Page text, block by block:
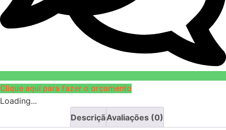
Clique aqui para fazer o orçamento
Loading...
DescriçãoAvaliações (0)